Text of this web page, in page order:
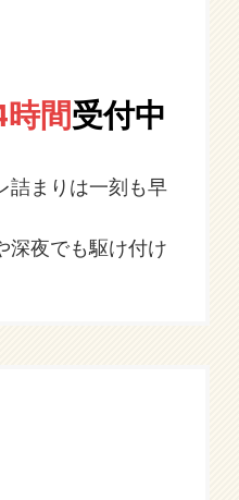
間受付中
詰まりは一刻も早
深夜でも駆け付け